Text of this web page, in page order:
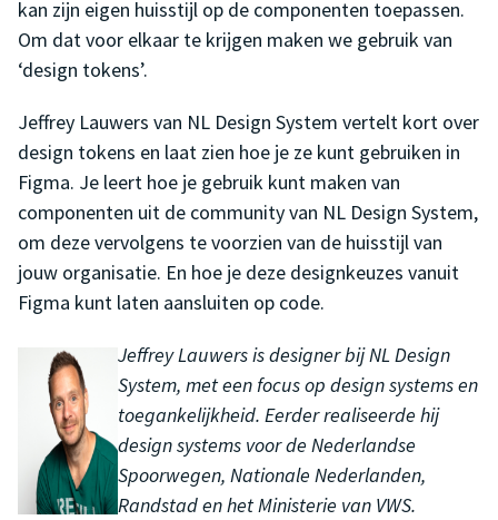
kan zijn eigen huisstijl op de componenten toepassen.
Om dat voor elkaar te krijgen maken we gebruik van
‘design tokens’.
Jeffrey Lauwers van NL Design System vertelt kort over
design tokens en laat zien hoe je ze kunt gebruiken in
Figma. Je leert hoe je gebruik kunt maken van
componenten uit de community van NL Design System,
om deze vervolgens te voorzien van de huisstijl van
jouw organisatie. En hoe je deze designkeuzes vanuit
Figma kunt laten aansluiten op code.
Jeffrey Lauwers is designer bij NL Design
System, met een focus op design systems en
toegankelijkheid. Eerder realiseerde hij
design systems voor de Nederlandse
Spoorwegen, Nationale Nederlanden,
Randstad en het Ministerie van VWS.